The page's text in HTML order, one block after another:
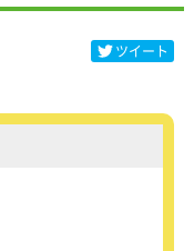
ツイート